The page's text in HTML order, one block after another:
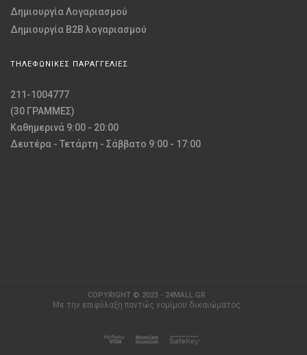
Δημιουργία Λογαριασμού
Δημιουργία B2B λογαριασμού
ΤΗΛΕΦΩΝΙΚΕΣ ΠΑΡΑΓΓΕΛΙΕΣ
211-1004777
(30 ΓΡΑΜΜΕΣ)
Καθημερινά 9:00 - 20:00
Δευτέρα - Τετάρτη - Σάββατο 9:00 - 17:00
COPYRIGHT © 2023 - 24MALL.GR
Με την επιφύλαξη παντώς νομίμου δικαιώματος